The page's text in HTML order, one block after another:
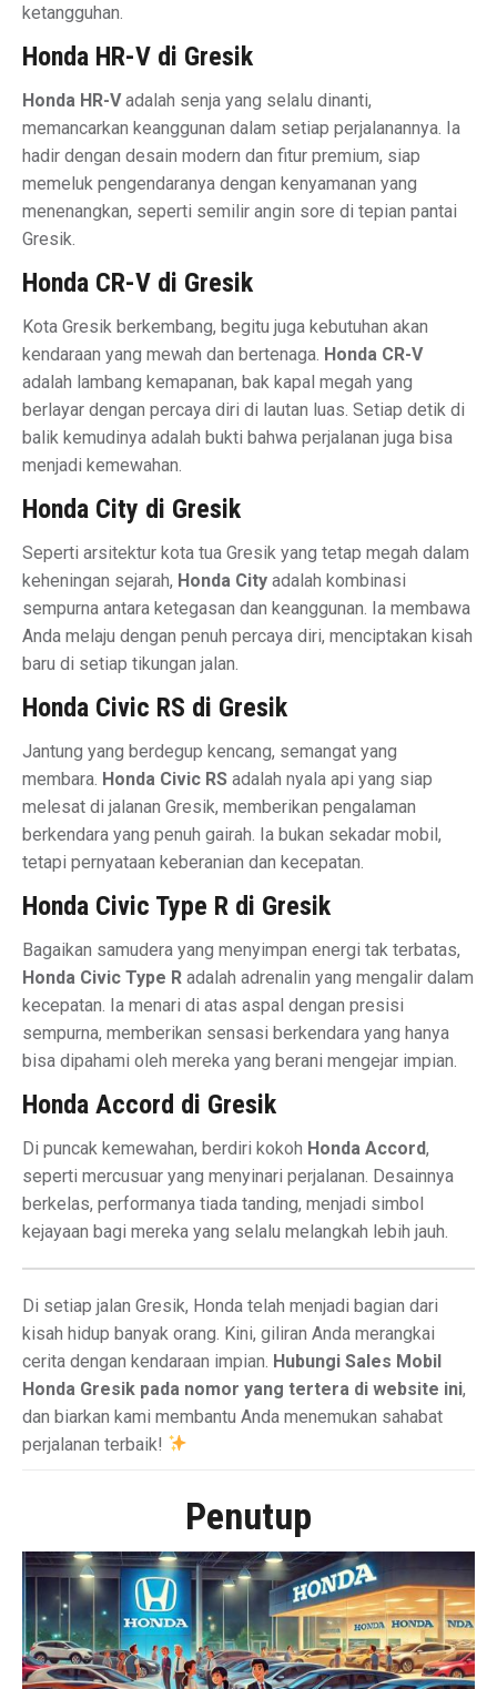
ketangguhan.
Honda HR-V di Gresik
Honda HR-Vadalah senja yang selalu dinanti,
memancarkan keanggunan dalam setiap perjalanannya. Ia
hadir dengan desain modern dan fitur premium, siap
memeluk pengendaranya dengan kenyamanan yang
menenangkan, seperti semilir angin sore di tepian pantai
Gresik.
Honda CR-V di Gresik
Kota Gresik berkembang, begitu juga kebutuhan akan
kendaraan yang mewah dan bertenaga. Honda CR-V
adalah lambang kemapanan, bak kapal megah yang
berlayar dengan percaya diri di lautan luas. Setiap detik di
balik kemudinya adalah bukti bahwa perjalanan juga bisa
menjadi kemewahan.
Honda City di Gresik
Seperti arsitektur kota tua Gresik yang tetap megah dalam
keheningan sejarah, Honda City adalah kombinasi
sempurna antara ketegasan dan keanggunan. Ia membawa
Anda melaju dengan penuh percaya diri, menciptakan kisah
baru di setiap tikungan jalan.
Honda Civic RS di Gresik
Jantung yang berdegup kencang, semangat yang
membara. Honda Civic RS adalah nyala api yang siap
melesat di jalanan Gresik, memberikan pengalaman
berkendara yang penuh gairah. Ia bukan sekadar mobil,
tetapi pernyataan keberanian dan kecepatan.
Honda Civic Type R di Gresik
Bagaikan samudera yang menyimpan energi tak terbatas,
Honda Civic Type R adalah adrenalin yang mengalir dalam
kecepatan. Ia menari di atas aspal dengan presisi
sempurna, memberikan sensasi berkendara yang hanya
bisa dipahami oleh mereka yang berani mengejar impian.
Honda Accord di Gresik
Di puncak kemewahan, berdiri kokoh Honda Accord,
seperti mercusuar yang menyinari perjalanan. Desainnya
berkelas, performanya tiada tanding, menjadi simbol
kejayaan bagi mereka yang selalu melangkah lebih jauh.
Di setiap jalan Gresik, Honda telah menjadi bagian dari
kisah hidup banyak orang. Kini, giliran Anda merangkai
cerita dengan kendaraan impian. Hubungi Sales Mobil
Honda Gresik pada nomor yang tertera di website ini,
dan biarkan kami membantu Anda menemukan sahabat
perjalanan terbaik!
Penutup